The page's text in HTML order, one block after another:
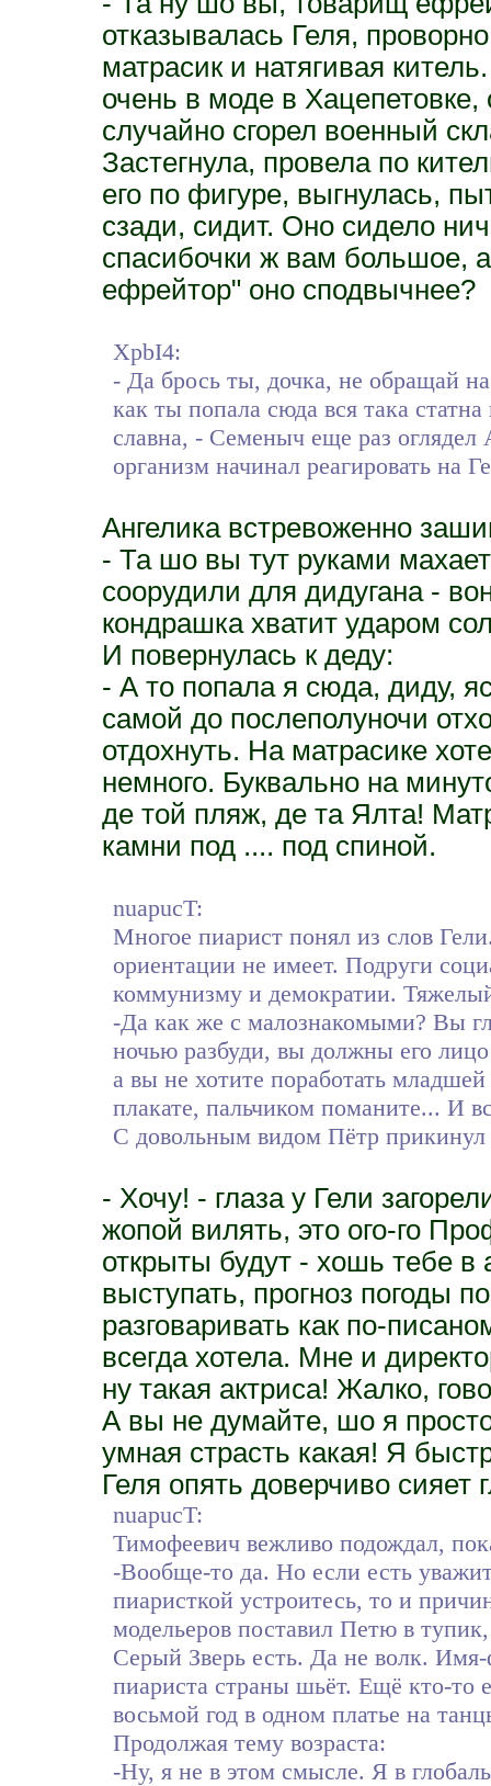
отказывалась Геля,
матрасик и натягивая
очень в моде в Хацепетовке,
случайно сгорел военный
Застегнула, провела по
его по фигуре, выгнулась,
сзади, сидит. Оно сидело
спасибочки ж вам большое,
ефрейтор" оно сподвычнее?
XpbI4:
- Да брось ты, дочка, не обращай
как ты попала сюда вся така
славна, - Семеныч еще раз
организм начинал реагировать на
Ангелика встревоженно
- Та шо вы тут руками
соорудили для дидугана -
кондрашка хватит ударом
И повернулась к деду:
- А то попала я сюда, диду,
самой до послеполуночи
отдохнуть. На матрасике
немного. Буквально на
де той пляж, де та Ялта!
камни под .... под спиной.
nuapucT:
Многое пиарист понял из слов
ориентации не имеет. Подруги
коммунизму и демократии.
-Да как же с малознакомыми? Вы
ночью разбуди, вы должны его
а вы не хотите поработать
плакате, пальчиком поманите... И
С довольным видом Пётр прикинул
- Хочу! - глаза у Гели
жопой вилять, это ого-го
открыты будут - хошь тебе в
выступать, прогноз погоды
разговаривать как по-
всегда хотела. Мне и
ну такая актриса! Жалко,
А вы не думайте, шо я
умная страсть какая! Я
Геля опять доверчиво
nuapucT:
Тимофеевич вежливо подождал,
-Вообще-то да. Но если есть
пиаристкой устроитесь, то и
модельеров поставил Петю в
Серый Зверь есть. Да не волк.
пиариста страны шьёт. Ещё кто-то
восьмой год в одном платье на
Продолжая тему возраста:
-Ну, я не в этом смысле. Я в